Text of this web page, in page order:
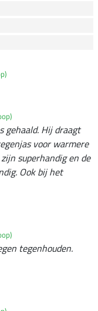
gehaald. Hij draagt
voor warmere
superhandig en de
Ook bij het
tegenhouden.